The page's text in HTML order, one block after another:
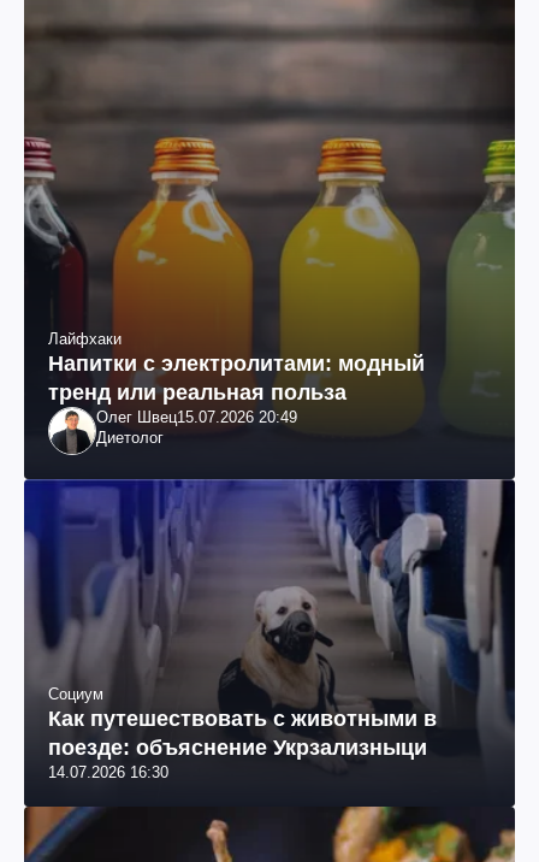
Лайфхаки
Напитки с электролитами: модный
тренд или реальная польза
Олег Швец15.07.2026 20:49
Диетолог
Социум
Как путешествовать с животными в
поезде: объяснение Укрзализныци
14.07.2026 16:30